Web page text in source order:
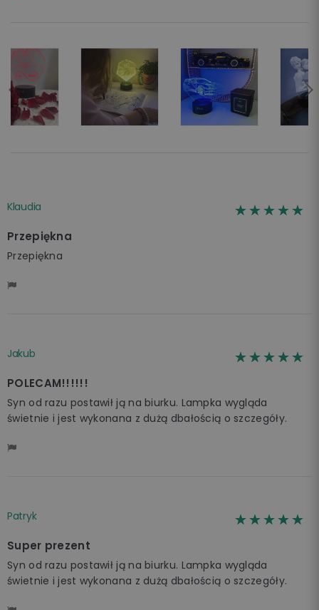
Klaudia ☆☆☆☆☆
★★★★★
Przepiękna
Przepiękna
Jakub ☆☆☆☆☆
★★★★★
POLECAM!!!!!!
Syn od razu postawił ją na biurku. Lampka wygląda
świetnie i jest wykonana z dużą dbałością o szczegóły.
Patryk ☆☆☆☆☆
★★★★★
Super prezent
Syn od razu postawił ją na biurku. Lampka wygląda
świetnie i jest wykonana z dużą dbałością o szczegóły.